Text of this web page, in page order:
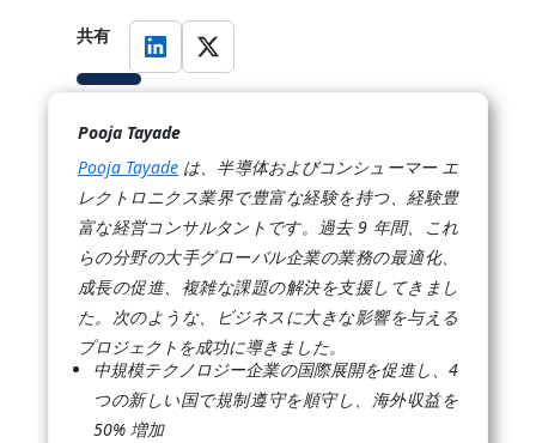
共有
Pooja Tayade
Pooja Tayade は、半導体およびコンシューマー エ
レクトロニクス業界で豊富な経験を持つ、経験豊
富な経営コンサルタントです。過去 9 年間、これ
らの分野の大手グローバル企業の業務の最適化、
成長の促進、複雑な課題の解決を支援してきまし
た。次のような、ビジネスに大きな影響を与える
プロジェクトを成功に導きました。
中規模テクノロジー企業の国際展開を促進し、4
つの新しい国で規制遵守を順守し、海外収益を
50% 増加